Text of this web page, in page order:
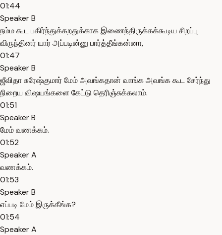
01:44
Speaker B
நம்ம கூட பகிர்ந்துக்கறதுக்காக இணைந்திருக்கக்கூடிய சிறப்பு
விருந்தினர் யார் அப்படின்னு பார்த்தீங்கன்னா,
01:47
Speaker B
ஜீவிதா சுரேஷ்குமார் மேம் அவங்கதான் வாங்க அவங்க கூட சேர்ந்து
நிறைய விஷயங்களை கேட்டு தெரிஞ்சுக்கலாம்.
01:51
Speaker B
மேம் வணக்கம்.
01:52
Speaker A
வணக்கம்.
01:53
Speaker B
எப்படி மேம் இருக்கீங்க?
01:54
Speaker A